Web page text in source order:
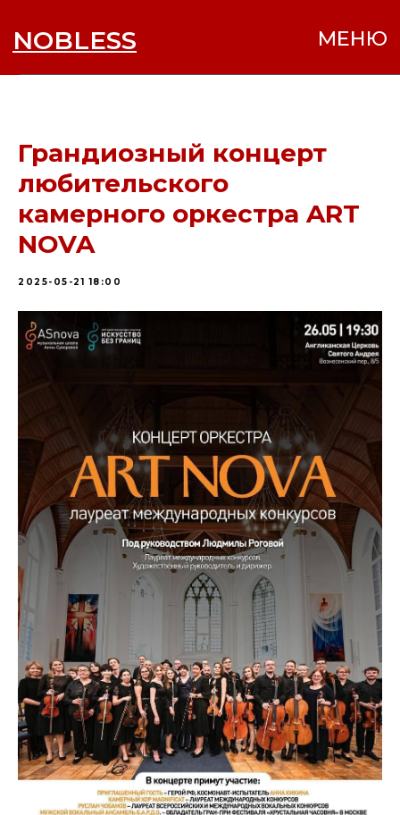
NOBLESS
Грандиозный концерт
любительского
камерного оркестра ART
NOVA
2025-05-21 18:00